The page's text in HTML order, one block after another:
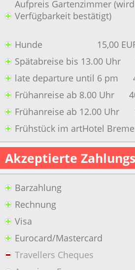
Aufpreis Gartenzimmer
Verfügbarkeit bestätigt)
Hunde
15,00
Spätabreise bis 13.00 Uhr
late departure until 6 pm
Frühanreise ab 8.00 Uhr
Frühanreise ab 12.00 Uhr
Frühstück im artHotel
Akzeptierte
Barzahlung
Rechnung
Visa
Eurocard/Mastercard
Travellers Cheques